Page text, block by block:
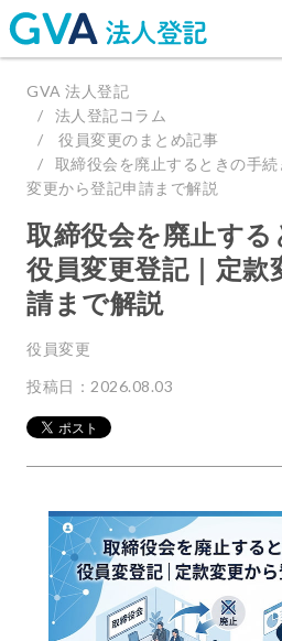
GVA 法人登記
法人登記コラム
役員変更のまとめ記事
取締役会を廃止するときの手
変更から登記申請まで解説
取締役会を廃止する
役員変更登記｜定款
請まで解説
役員変更
投稿日：2026.08.03